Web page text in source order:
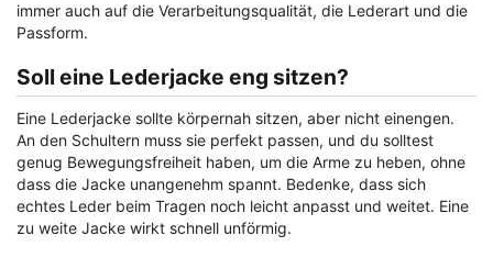
immer auch auf die Verarbeitungsqualität, die Lederart und die
Passform.
Soll eine Lederjacke eng sitzen?
Eine Lederjacke sollte körpernah sitzen, aber nicht einengen.
An den Schultern muss sie perfekt passen, und du solltest
genug Bewegungsfreiheit haben, um die Arme zu heben, ohne
dass die Jacke unangenehm spannt. Bedenke, dass sich
echtes Leder beim Tragen noch leicht anpasst und weitet. Eine
zu weite Jacke wirkt schnell unförmig.